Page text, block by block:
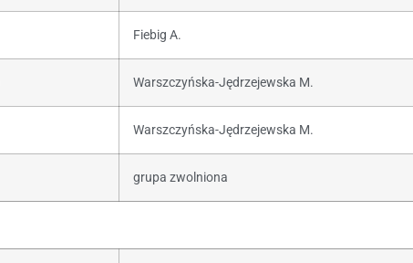
Fiebig A.
Warszczyńska-Jędrzejewska M.
Warszczyńska-Jędrzejewska M.
grupa zwolniona